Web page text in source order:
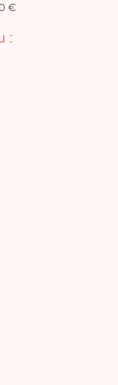
€
: